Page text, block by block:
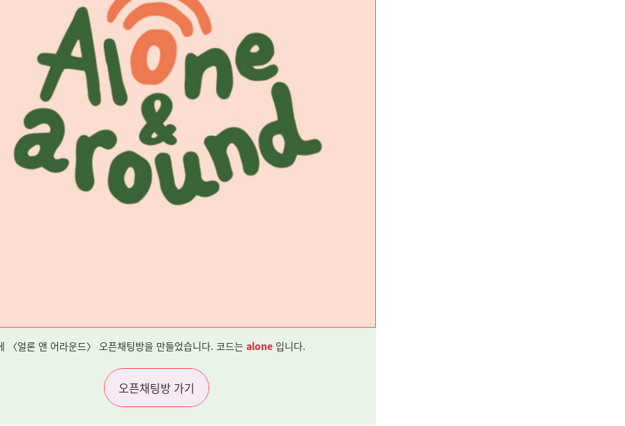
〈얼론 앤 어라운드〉 오픈채팅방을 만들었습니다. 코드는 alone 입니다.
오픈채팅방 가기